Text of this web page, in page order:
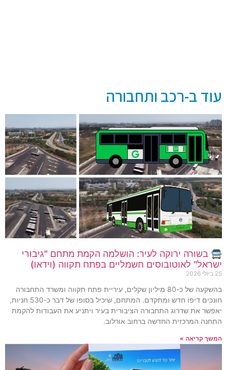
עוד ב-רכב ותחבורה
🚍 בשורה ירוקה לעיר: הושלמה הקמת מתחם "גיבורי
ישראל" לאוטובוסים חשמליים בפתח תקווה (וידאו)
25 ביולי 2026
בהשקעה של כ-80 מיליון שקלים, עיריית פתח תקווה ומשרד התחבורה
חונכים דיפו חדש ומתקדם. המתחם, שיכיל בסופו של דבר כ-530 חניות,
יאפשר את שדרוג התחבורה הציבורית בעיר ויתניע את העבודות להקמת
התחנה המרכזית החדשה ברחוב אורלוב.
המשך קריאה »